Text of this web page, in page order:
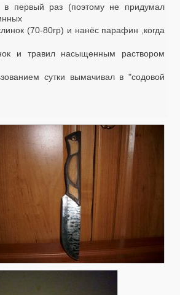
в первый раз (поэтому не придумал
(70-80гр) и нанёс парафин ,когда
и травил насыщенным раствором
сутки вымачивал в "содовой